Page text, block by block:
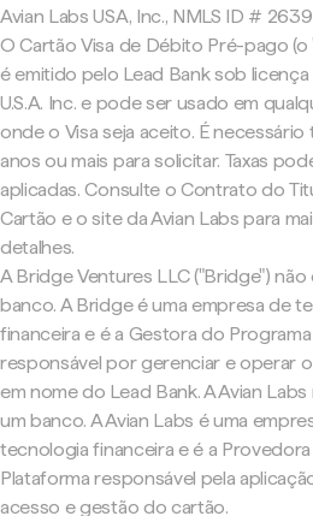
Avian Labs USA, Inc., NMLS ID #
O Cartão Visa de Débito Pré-pago (o
é emitido pelo Lead Bank sob licença
U.S.A. Inc. e pode ser usado em
onde o Visa seja aceito. É necessário
anos ou mais para solicitar. Taxas
aplicadas. Consulte o Contrato do
Cartão e o site da Avian Labs para
detalhes.
A Bridge Ventures LLC ("Bridge") não
banco. A Bridge é uma empresa de
financeira e é a Gestora do Programa
responsável por gerenciar e operar
em nome do Lead Bank. A Avian Labs
um banco. A Avian Labs é uma
tecnologia financeira e é a
Plataforma responsável pela
acesso e gestão do cartão.